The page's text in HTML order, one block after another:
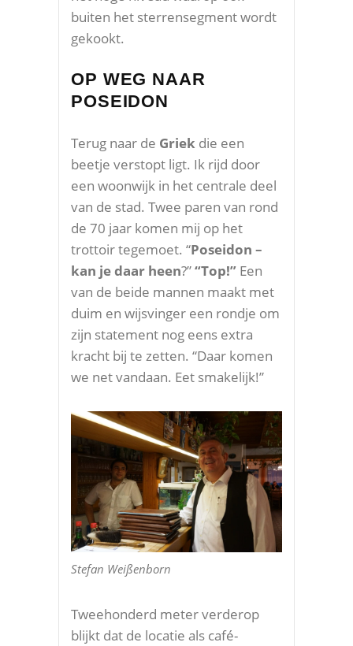
buiten het sterrensegment wordt
gekookt.
OP WEG NAAR
POSEIDON
Terug naar de Griek die een
beetje verstopt ligt. Ik rijd door
een woonwijk in het centrale deel
van de stad. Twee paren van rond
de 70 jaar komen mij op het
trottoir tegemoet. “Poseidon –
kan je daar heen?”“Top!” Een
van de beide mannen maakt met
duim en wijsvinger een rondje om
zijn statement nog eens extra
kracht bij te zetten. “Daar komen
we net vandaan. Eet smakelijk!”
Stefan Weißenborn
Tweehonderd meter verderop
blijkt dat de locatie als café-